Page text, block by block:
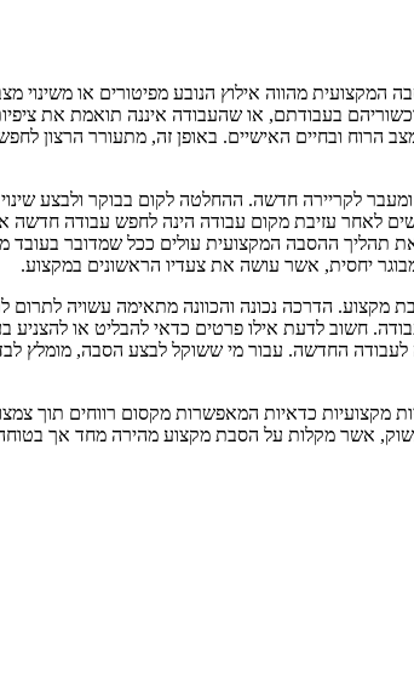
המקצועית מהווה אילוץ הנובע מפיטורים או
בעבודתם, או שהעבודה איננה תואמת את
הרוח ובחיים האישיים. באופן זה, מתעורר הרצון
לקריירה חדשה. ההחלטה לקום בבוקר ולבצע
לאחר עזיבת מקום עבודה הינה לחפש עבודה חדשה
תהליך ההסבה המקצועית עולים ככל שמדובר
יחסית, אשר עושה את צעדיו הראשונים במקצוע.
מקצוע. הדרכה נכונה והכוונה מתאימה עשויה
חשוב לדעת אילו פרטים כדאי להבליט או להצניע
לעבודה החדשה. עבור מי ששוקל לבצע הסבה,
מקצועיות כדאיות המאפשרות מקסום רווחים תוך
בשוק, אשר מקלות על הסבת מקצוע מהירה מחד אך